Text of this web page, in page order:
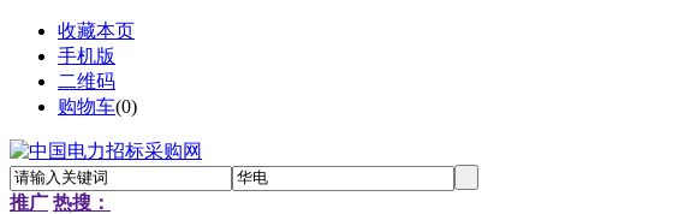
收藏本页
手机版
二维码
购物车(0)
推广 热搜：